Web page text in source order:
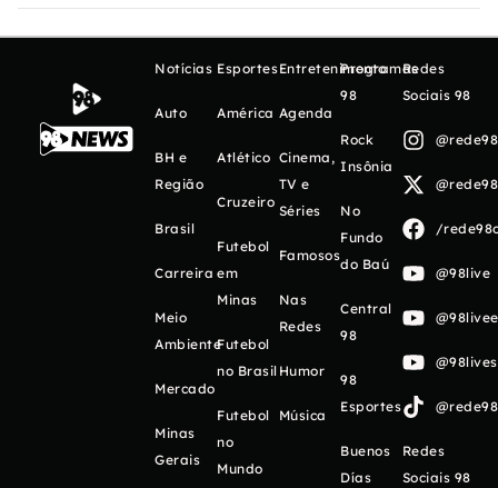
Notícias
Auto
BH e
Região
Brasil
Carreira
Meio
Ambiente
Mercado
Minas
Gerais
Esportes
América
Atlético
Cruzeiro
Futebol
em
Minas
Futebol
no Brasil
Futebol
no
Mundo
Entretenimento
Agenda
Cinema,
TV e
Séries
Famosos
Nas
Redes
Humor
Música
Programas
98
Rock
Insônia
No
Fundo
do Baú
Central
98
98
Esportes
Buenos
Días
Redes
Sociais 98
/
@98live
Redes
Sociais 98